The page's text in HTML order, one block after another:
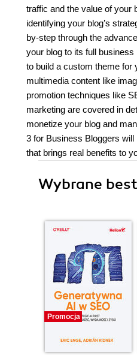
traffic and the value of your
identifying your blog’s
by-step through the
your blog to its full
to build a custom theme for
multimedia content like
promotion techniques like
marketing are covered in
monetize your blog and
3 for Business Bloggers
that brings real benefits to
Wybrane
Promocja